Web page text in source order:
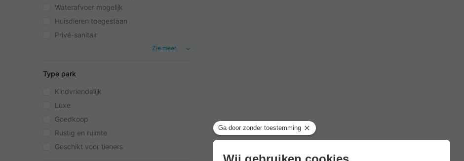
Waterafvoer mogelijk
Huisdieren toegestaan
Privé-sanitair
Zie meer
Type park
Kindvriendelijk
Luxe
Goedkoop
Rustig en ruimte
Geschikt voor tieners